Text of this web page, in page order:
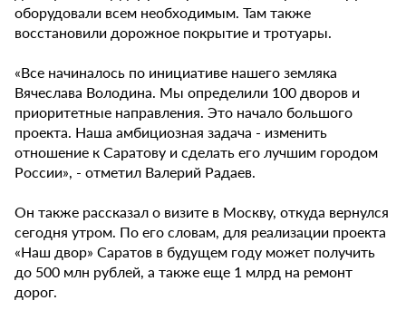
оборудовали всем необходимым. Там также
восстановили дорожное покрытие и тротуары.
«Все начиналось по инициативе нашего земляка
Вячеслава Володина. Мы определили 100 дворов и
приоритетные направления. Это начало большого
проекта. Наша амбициозная задача - изменить
отношение к Саратову и сделать его лучшим городом
России», - отметил Валерий Радаев.
Он также рассказал о визите в Москву, откуда вернулся
сегодня утром. По его словам, для реализации проекта
«Наш двор» Саратов в будущем году может получить
до 500 млн рублей, а также еще 1 млрд на ремонт
дорог.